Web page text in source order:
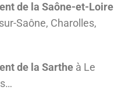
de la Saône-et-Loire
Saône, Charolles,
de la Sarthe à Le